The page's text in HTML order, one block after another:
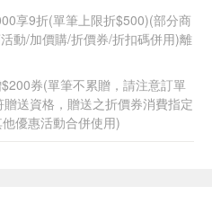
享9折(單筆上限折$500)(部分商
動/加價購/折價券/折扣碼併用)離
券(單筆不累贈，請注意訂單
送資格，贈送之折價券消費指定
優惠活動合併使用)